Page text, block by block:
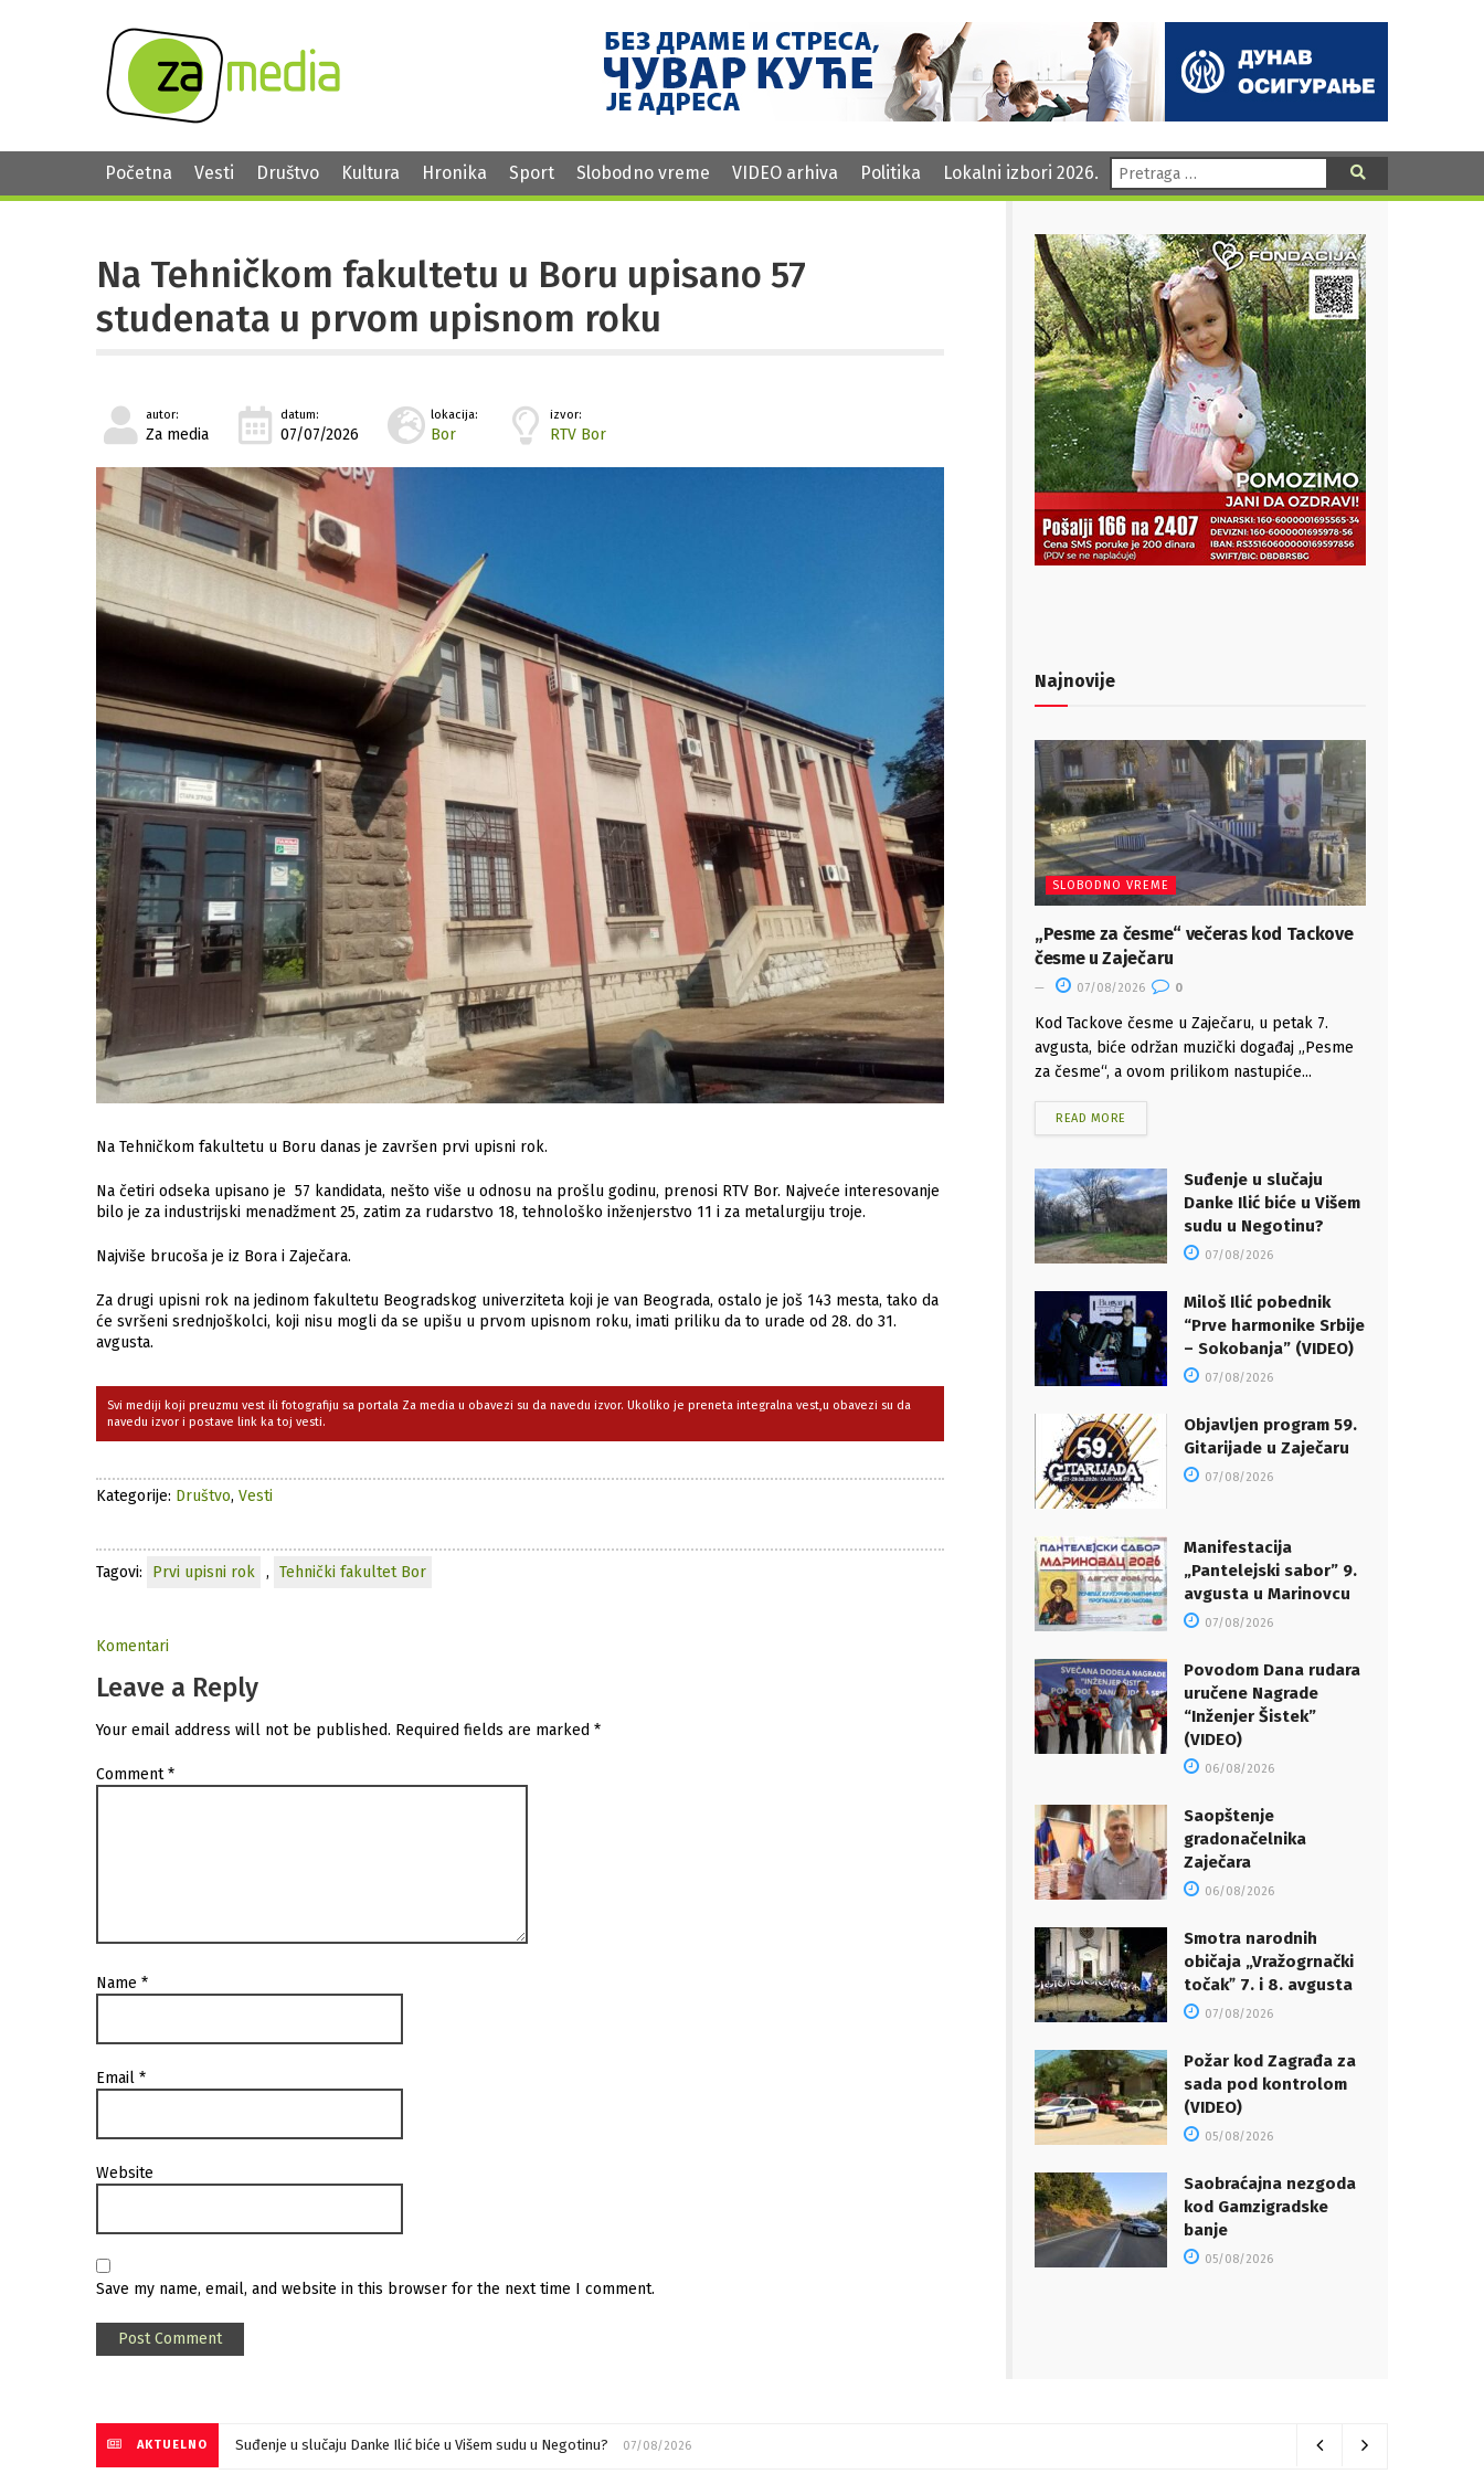
Početna Vesti Društvo Kultura Hronika Sport Slobodno vreme VIDEO arhiva Politika Lokalni izbori 2026. Pretraga:
Na Tehničkom fakultetu u Boru upisano 57
studenata u prvom upisnom roku
autor:
Za media
datum:
07/07/2026
lokacija:
Bor
izvor:
RTV Bor
Na Tehničkom fakultetu u Boru danas je završen prvi upisni rok.
Na četiri odseka upisano je 57 kandidata, nešto više u odnosu na prošlu godinu, prenosi RTV Bor. Najveće interesovanje
bilo je za industrijski menadžment 25, zatim za rudarstvo 18, tehnološko inženjerstvo 11 i za metalurgiju troje.
Najviše brucoša je iz Bora i Zaječara.
Za drugi upisni rok na jedinom fakultetu Beogradskog univerziteta koji je van Beograda, ostalo je još 143 mesta, tako da
će svršeni srednjoškolci, koji nisu mogli da se upišu u prvom upisnom roku, imati priliku da to urade od 28. do 31.
avgusta.
Svi mediji koji preuzmu vest ili fotografiju sa portala Za media u obavezi su da navedu izvor. Ukoliko je preneta integralna vest,u obavezi su da
navedu izvor i postave link ka toj vesti.
Kategorije: Društvo, Vesti
Tagovi: Prvi upisni rok , Tehnički fakultet Bor
Komentari
Leave a Reply
Your email address will not be published. Required fields are marked *
Comment*
Name *
Email *
Website
Save my name, email, and website in this browser for the next time I comment.
Najnovije
SLOBODNO VREME
„Pesme za česme“ večeras kod Tackove
česme u Zaječaru
07/08/2026 0
Kod Tackove česme u Zaječaru, u petak 7.
avgusta, biće održan muzički događaj „Pesme
za česme“, a ovom prilikom nastupiće...
READ MORE
Suđenje u slučaju
Danke Ilić biće u Višem
sudu u Negotinu?
07/08/2026
Miloš Ilić pobednik
“Prve harmonike Srbije
– Sokobanja” (VIDEO)
07/08/2026
Objavljen program 59.
Gitarijade u Zaječaru
07/08/2026
Manifestacija
„Pantelejski sabor” 9.
avgusta u Marinovcu
07/08/2026
Povodom Dana rudara
uručene Nagrade
“Inženjer Šistek”
(VIDEO)
06/08/2026
Saopštenje
gradonačelnika
Zaječara
06/08/2026
Smotra narodnih
običaja „Vražogrnački
točakˮ 7. i 8. avgusta
07/08/2026
Požar kod Zagrađa za
sada pod kontrolom
(VIDEO)
05/08/2026
Saobraćajna nezgoda
kod Gamzigradske
banje
05/08/2026
AKTUELNO Suđenje u slučaju Danke Ilić biće u Višem sudu u Negotinu? 07/08/2026